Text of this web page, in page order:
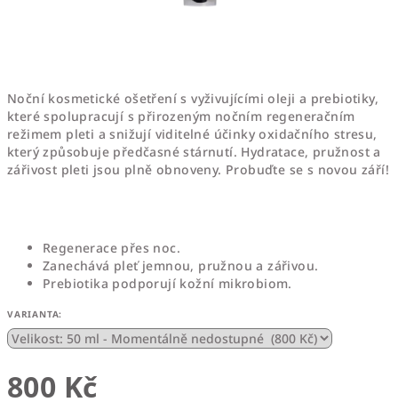
Noční kosmetické ošetření s vyživujícími oleji a prebiotiky,
které spolupracují s přirozeným nočním regeneračním
režimem pleti a snižují viditelné účinky oxidačního stresu,
který způsobuje předčasné stárnutí. Hydratace, pružnost a
zářivost pleti jsou plně obnoveny. Probuďte se s novou září!
Regenerace přes noc.
Zanechává pleť jemnou, pružnou a zářivou.
Prebiotika podporují kožní mikrobiom.
VARIANTA:
800 Kč